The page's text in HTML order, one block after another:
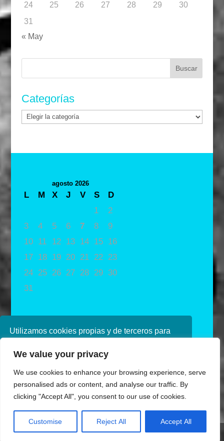
Utilizamos cookies propias y de terceros para
navegando, consideramos que acepta su uso.
política de cookies consulte nuestra
Política de
privacidad
We value your privacy
We use cookies to enhance your browsing experience, serve
personalised ads or content, and analyse our traffic. By
clicking "Accept All", you consent to our use of cookies.
Customise Reject All Accept All
24
25 26 27 28 29
30
31
« May
Categorías
Categorías
agosto 2026
L M X J V S
D
1
2
3
4 5 6 7 8
9
10
11 12 13 14 15
16
17
18 19 20 21 22
23
24
25 26 27 28 29 30
31
Share This